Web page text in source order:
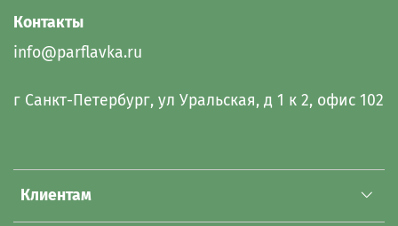
Клиентам
Контакты
info@parflavka.ru
г Санкт-Петербург, ул Уральская, д 1 к 2, офис 102